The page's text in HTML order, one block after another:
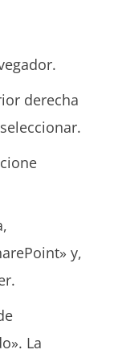
derecha
y,
La